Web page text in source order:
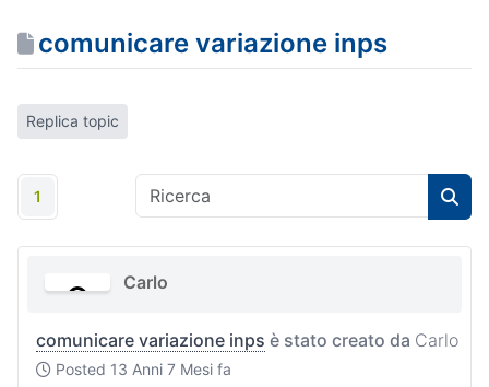
comunicare variazione inps
Replica topic
1
Carlo
comunicare variazione inps è stato creato da Carlo
Posted 13 Anni 7 Mesi fa